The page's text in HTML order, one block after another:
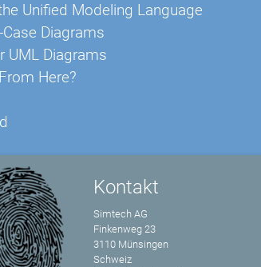
Unified Modeling Language
Diagrams
UML Diagrams
Here?
Kontakt
Simtech AG
Finkenweg 23
3110 Münsingen
Schweiz